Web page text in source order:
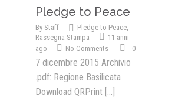
Pledge to Peace
By Staff Pledge to Peace,
Rassegna Stampa
11 anni
ago
No Comments 0
7 dicembre 2015 Archivio
.pdf: Regione Basilicata
Download QRPrint [...]